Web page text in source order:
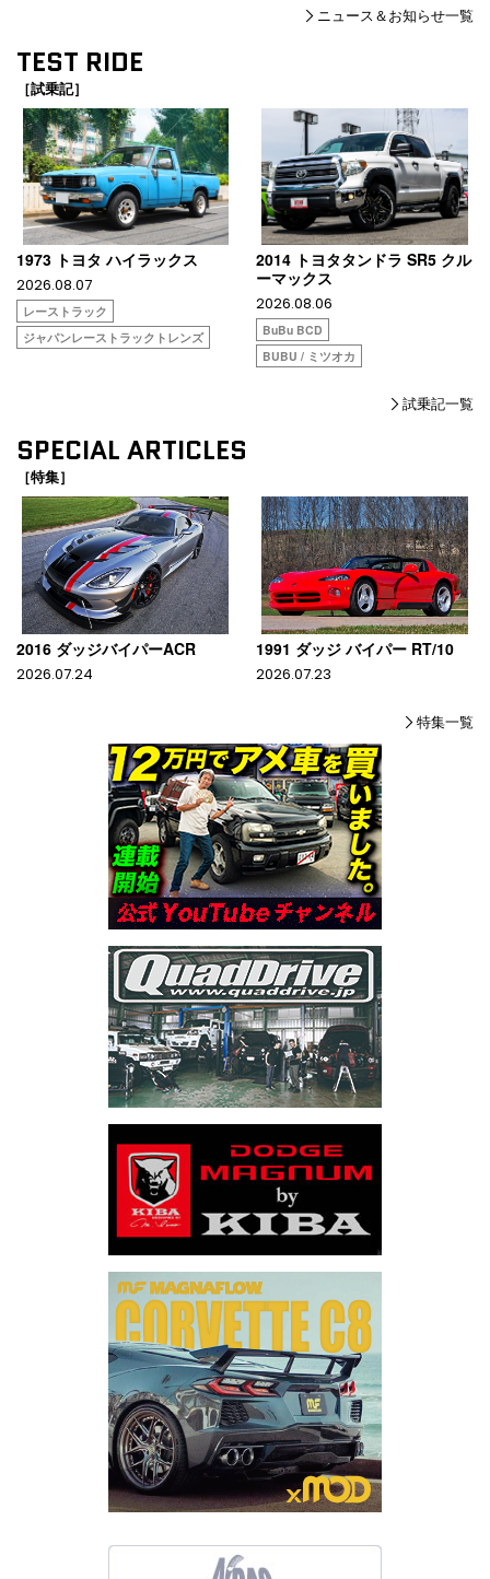
ニュース＆お知らせ一覧
TEST RIDE
［試乗記］
1973 トヨタ ハイラックス
2026.08.07
レーストラック
ジャパンレーストラックトレンズ
2014 トヨタタンドラ SR5 クル
ーマックス
2026.08.06
BuBu BCD
BUBU / ミツオカ
試乗記一覧
SPECIAL ARTICLES
［特集］
2016 ダッジバイパーACR
2026.07.24
1991 ダッジ バイパー RT/10
2026.07.23
特集一覧